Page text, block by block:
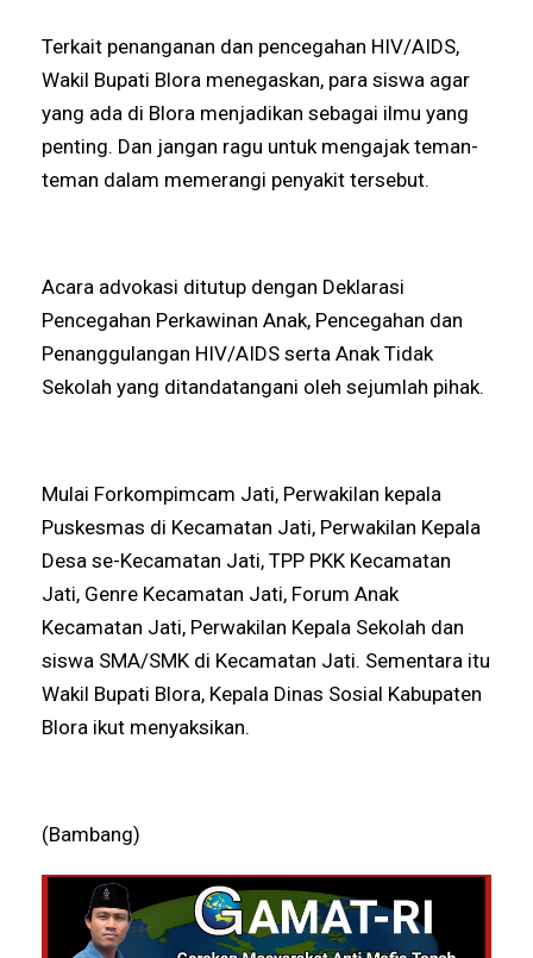
Terkait penanganan dan pencegahan HIV/AIDS,
Wakil Bupati Blora menegaskan, para siswa agar
yang ada di Blora menjadikan sebagai ilmu yang
penting. Dan jangan ragu untuk mengajak teman-
teman dalam memerangi penyakit tersebut.
Acara advokasi ditutup dengan Deklarasi
Pencegahan Perkawinan Anak, Pencegahan dan
Penanggulangan HIV/AIDS serta Anak Tidak
Sekolah yang ditandatangani oleh sejumlah pihak.
Mulai Forkompimcam Jati, Perwakilan kepala
Puskesmas di Kecamatan Jati, Perwakilan Kepala
Desa se-Kecamatan Jati, TPP PKK Kecamatan
Jati, Genre Kecamatan Jati, Forum Anak
Kecamatan Jati, Perwakilan Kepala Sekolah dan
siswa SMA/SMK di Kecamatan Jati. Sementara itu
Wakil Bupati Blora, Kepala Dinas Sosial Kabupaten
Blora ikut menyaksikan.
(Bambang)